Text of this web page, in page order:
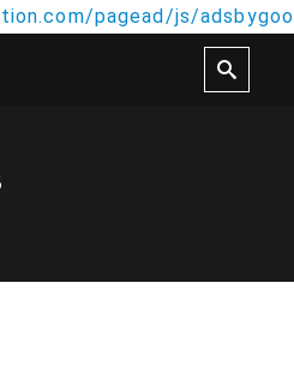
pagead/js/